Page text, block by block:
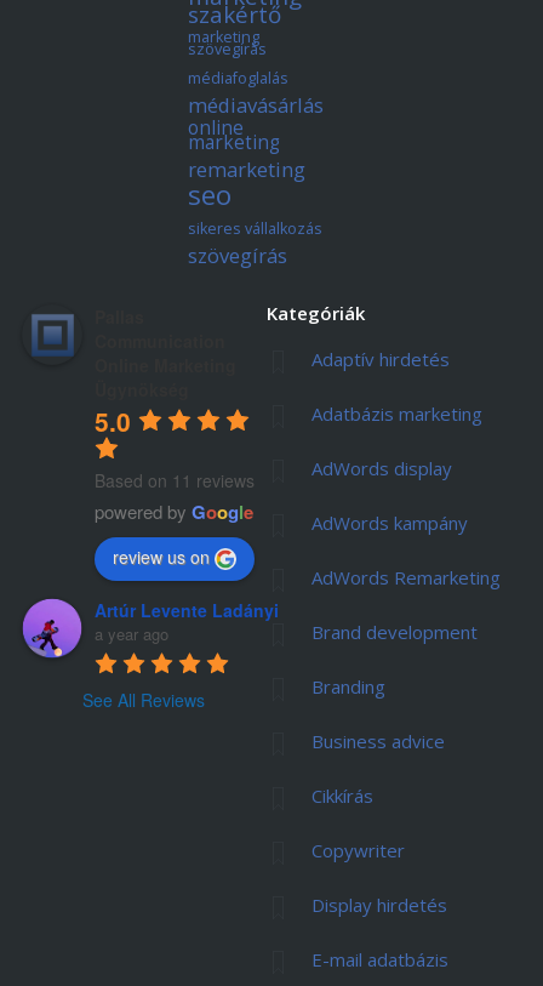
szakértő
marketing
szövegírás
médiafoglalás
médiavásárlás
online
marketing
remarketing
seo
sikeres vállalkozás
szövegírás
5.0
Based on 11 reviews
powered by Google
review us on
Artúr Levente Ladányi
a year ago
See All Reviews
Kategóriák
Adaptív hirdetés
Adatbázis marketing
AdWords display
AdWords kampány
AdWords Remarketing
Brand development
Branding
Business advice
Cikkírás
Copywriter
Display hirdetés
E-mail adatbázis